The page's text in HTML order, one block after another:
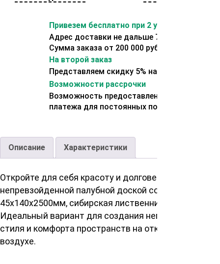
Привезем бесплатно при 2 условиях:
Адрес доставки не дальше 70 км от склада.
Сумма заказа от 200 000 рублей.
На второй заказ
Представляем скидку 5% на второй заказ
Возможности рассрочки
Возможность предоставления отсрочки
платежа для постоянных покупателей.
Описание Характеристики
Откройте для себя красоту и долговечность с
непревзойденной палубной доской сорт А
45х140х2500мм, сибирская лиственница.
Идеальный вариант для создания неповторимого
стиля и комфорта пространств на открытом
воздухе.